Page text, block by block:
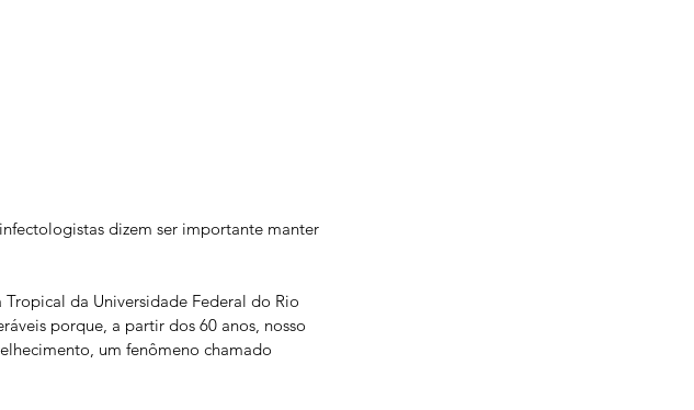
dizem ser importante manter
da Universidade Federal do Rio
porque, a partir dos 60 anos, nosso
um fenômeno chamado